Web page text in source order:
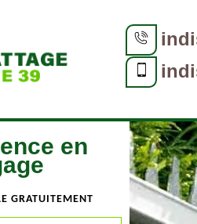
en
GRATUITEMENT